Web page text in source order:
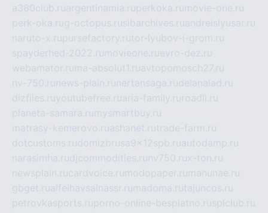
a380club.ruargentinamia.ruperkoka.ru movie-one.ru
perk-oka.rug-octopus.rusibarchives.ruandreislyusar.ru
naruto-x.rupursefactory.rutor-lyubov-i-grom.ru
spayderhed-2022.ru movieone.ruevro-dez.ru
webamator.ru ma-absolut1.ruavtopomosch27.ru
nv-750.ru news-plain.ru nertansaga.rudelanalad.ru
dizfiles.ruyoutubefree.ruaria-family.ru roadli.ru
planeta-samara.ru mysmartbuy.ru
matrasy-kemerovo.ruashanet.rutrade-farm.ru
dotcustoms.rudomizbrusa9x12spb.ruautodamp.ru
narasimha.rudjcommodities.ru nv750.rux-ton.ru
newsplain.rucardvoice.ru modopaper.ru manunae.ru
gbget.rualfeihavsalnassr.ru madoma.rutajuncos.ru
petrovkasports.ruporno-online-besplatno.rusplclub.ru